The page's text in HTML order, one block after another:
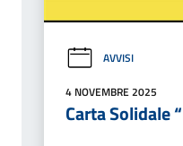
AVVISI
4 NOVEMBRE 2025
Carta Solidale